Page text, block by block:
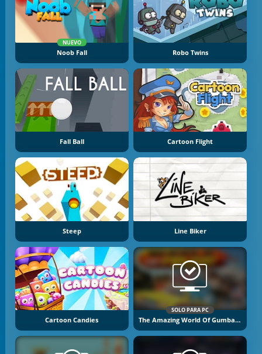
NUEVO
Noob Fall Robo Twins
Fall Ball Cartoon Flight
Steep Line Biker
Cartoon Candies
SOLO PARA PC
The Amazing World Of Gumball: Wheels Of Rage